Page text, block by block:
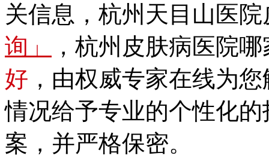
关信息，杭州天目山医
询」
，杭州皮肤病医院
好 ，由权威专家在线为
情况给予专业的个性化
案，并严格保密。